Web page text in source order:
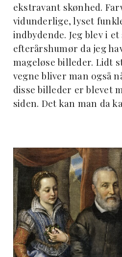
ekstravant skønhed.
vidunderlige, lyset
indbydende. Jeg blev i
efterårshumør da jeg
mageløse billeder. Lidt
vegne bliver man også
disse billeder er blevet
siden. Det kan man da